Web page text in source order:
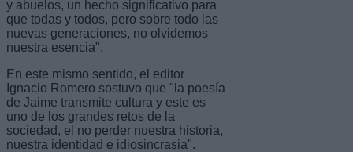
y abuelos, un hecho significativo para
que todas y todos, pero sobre todo las
nuevas generaciones, no olvidemos
nuestra esencia".
En este mismo sentido, el editor
Ignacio Romero sostuvo que "la poesía
de Jaime transmite cultura y este es
uno de los grandes retos de la
sociedad, el no perder nuestra historia,
nuestra identidad e idiosincrasia".